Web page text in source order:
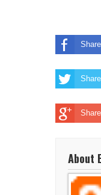
About